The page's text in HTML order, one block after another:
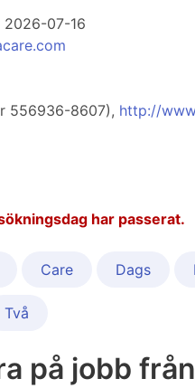
2026-07-16
556936-8607), http://
har passerat.
Care Dags
Två
på jobb